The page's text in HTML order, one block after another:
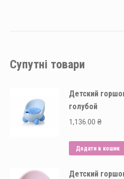
Супутні товари
Детский
голубой
1,136.00 ₴
Додати в кошик
Детский